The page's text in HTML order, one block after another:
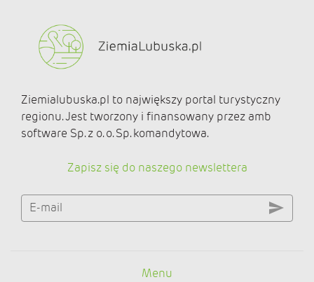
Ziemialubuska.pl to największy portal turystyczny
regionu. Jest tworzony i finansowany przez amb
software Sp. z o. o. Sp. komandytowa.
Zapisz się do naszego newslettera
E-mail
Menu